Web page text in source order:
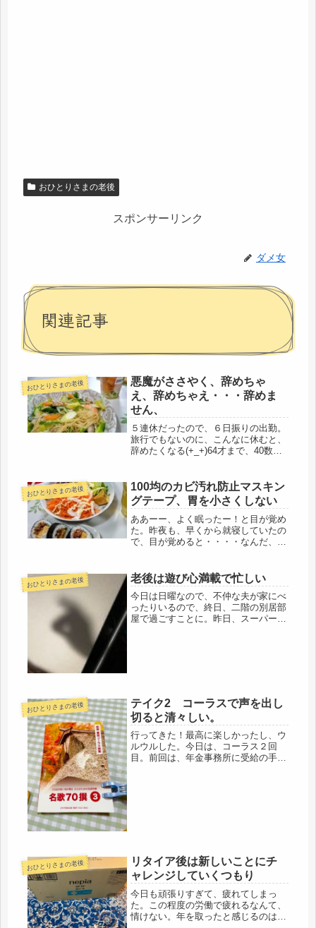
おひとりさまの老後
スポンサーリンク
ダメ女
関連記事
おひとりさまの老後
悪魔がささやく、辞めちゃ
え、辞めちゃえ・・・辞めま
せん、
５連休だったので、６日振りの出勤。
旅行でもないのに、こんなに休むと、
辞めたくなる(+_+)64才まで、40数年
最終職歴ソフトバンクで終わらせてお
けばいいのに、何をスキ好んで...
おひとりさまの老後
100均のカビ汚れ防止マスキン
グテープ、胃を小さくしない
ああーー、よく眠ったー！と目が覚め
た。昨夜も、早くから就寝していたの
で、目が覚めると・・・・なんだ、ま
う。気になったことがあったので、娘
にメールを送り、スッキリ。アチラ
は...
おひとりさまの老後 老後は遊び心満載で忙しい
今日は日曜なので、不仲な夫が家にべ
ったりいるので、終日、二階の別居部
屋で過ごすことに。昨日、スーパーで
おひとりさまの老後
テイク2 コーラスで声を出し
切ると清々しい。
行ってきた！最高に楽しかったし、ウ
ルウルした。今日は、コーラス２回
目。前回は、年金事務所に受給の手続
おひとりさまの老後
リタイア後は新しいことにチ
ャレンジしていくつもり
今日も頑張りすぎて、疲れてしまっ
た。この程度の労働で疲れるなんて、
情けない。年を取ったと感じるのは80